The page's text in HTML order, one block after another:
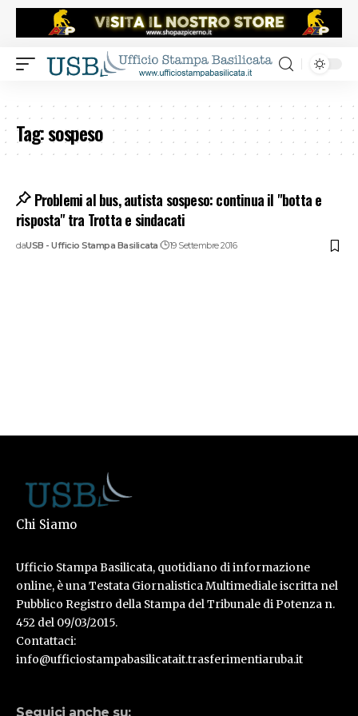
Tag:sospeso
Problemi al bus, autista sospeso: continua il "botta e
risposta" tra Trotta e sindacati
daUSB - Ufficio Stampa Basilicata 19 Settembre 2016
Chi Siamo
Ufficio Stampa Basilicata, quotidiano di informazione
online, è una Testata Giornalistica Multimediale iscritta nel
Pubblico Registro della Stampa del Tribunale di Potenza n.
452 del 09/03/2015.
Contattaci:
info@ufficiostampabasilicatait.trasferimentiaruba.it
Seguici anche su: